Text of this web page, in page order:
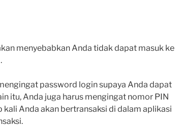
menyebabkan Anda tidak dapat masuk ke
password login supaya Anda dapat
itu, Anda juga harus mengingat nomor PIN
kali Anda akan bertransaksi di dalam aplikasi